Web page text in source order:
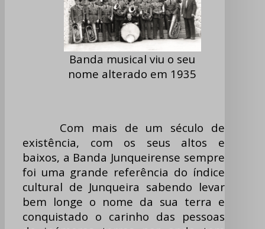
Banda musical viu o seu
nome alterado em 1935
Com mais de um século de
existência, com os seus altos e
baixos, a Banda Junqueirense sempre
foi uma grande referência do índice
cultural de Junqueira sabendo levar
bem longe o nome da sua terra e
conquistado o carinho das pessoas